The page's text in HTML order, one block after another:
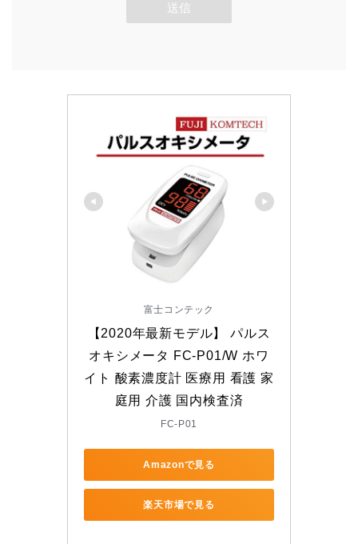
富士コンテック
【2020年最新モデル】 パルス
オキシメータ FC-P01/W ホワ
イト 酸素濃度計 医療用 看護 家
庭用 介護 国内検査済
FC-P01
Amazonで見る
楽天市場で見る